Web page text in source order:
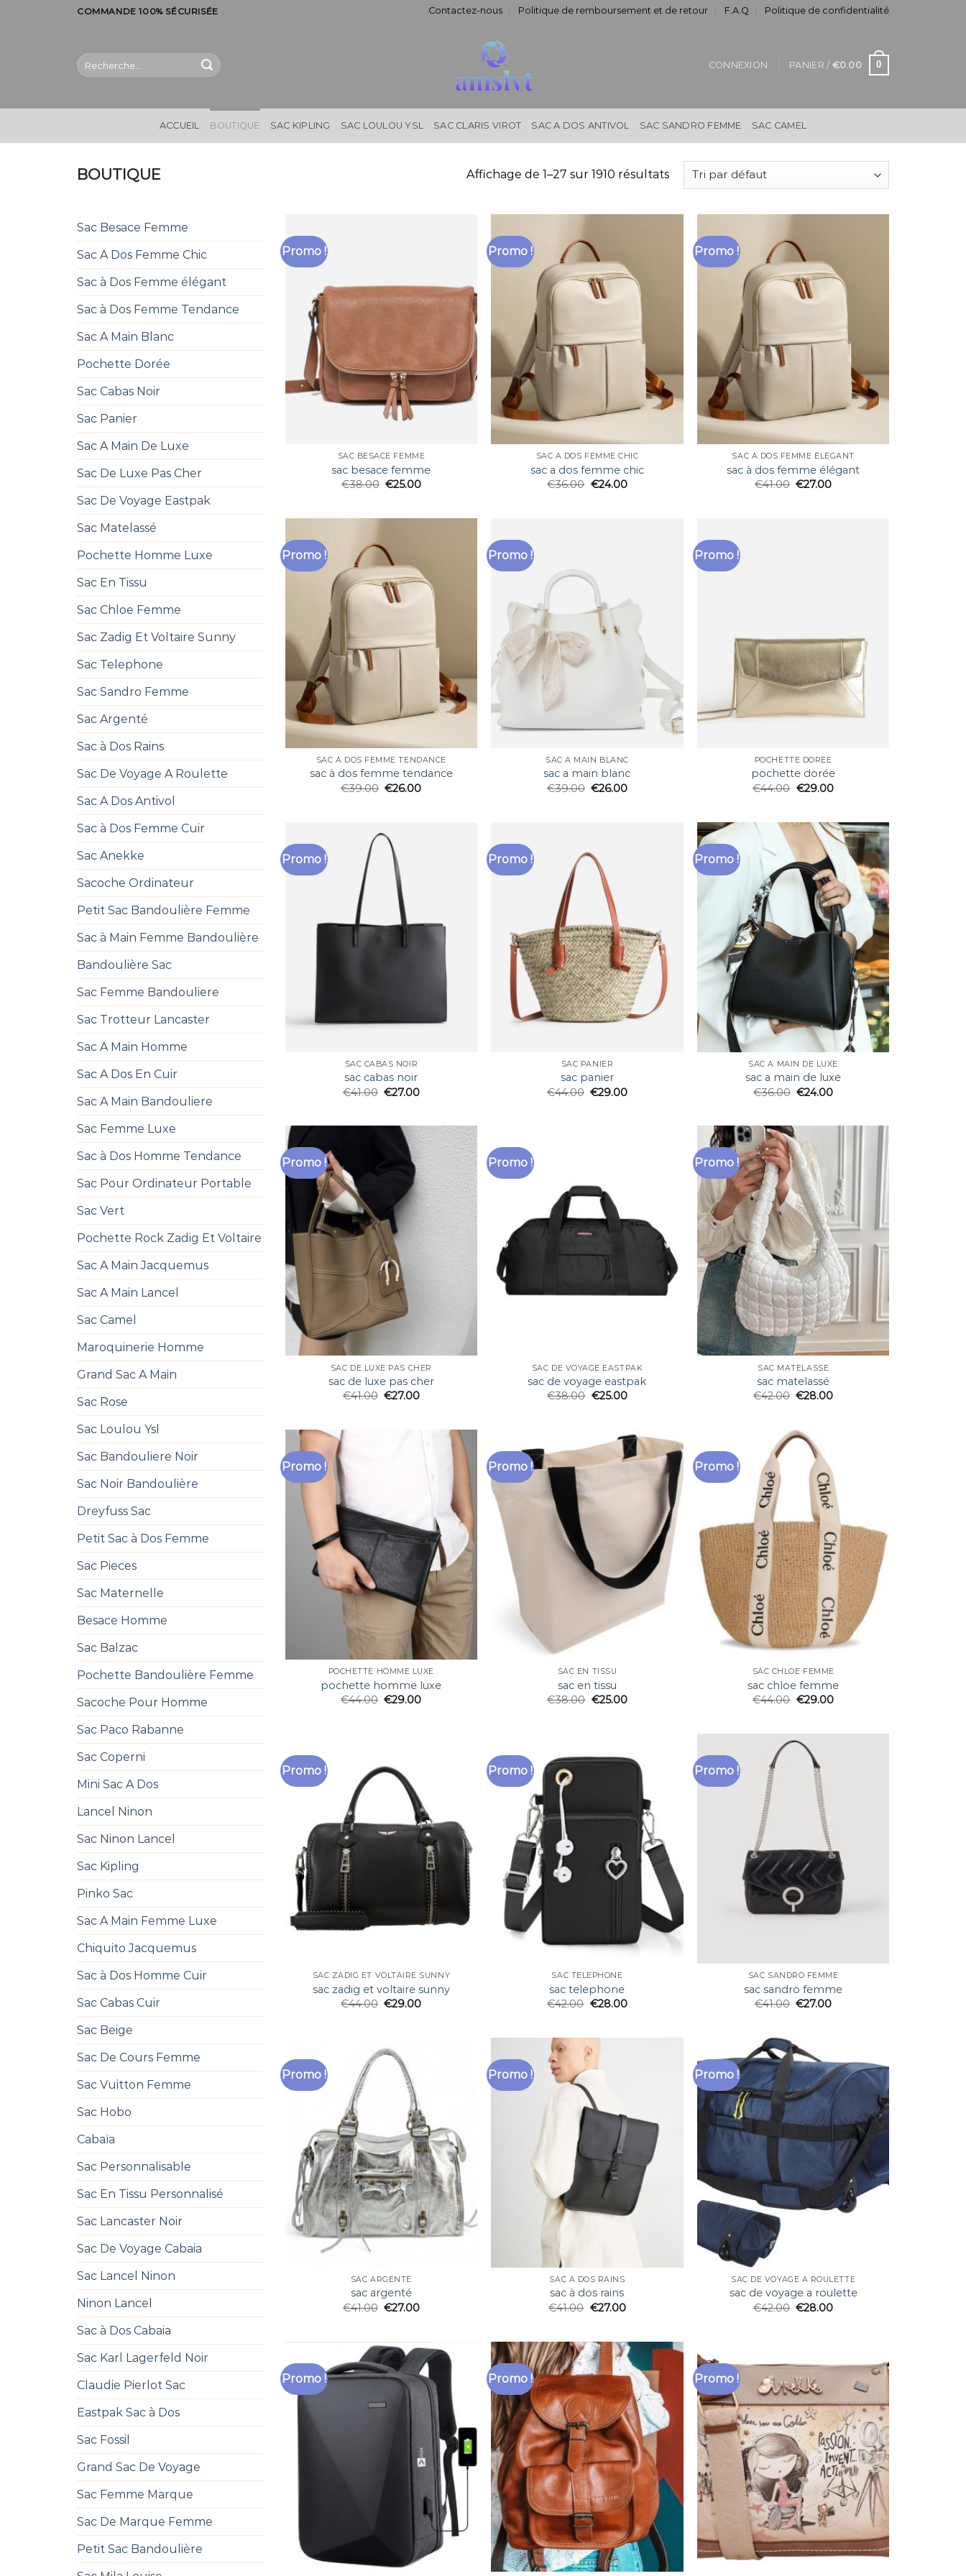
COMMANDE 100% SÉCURISÉE Contactez-nous Politique de remboursement et de retour F.A.Q Politique de confidentialité
Recherche
pour :
CONNEXION PANIER / €0.00 0
ACCUEIL BOUTIQUE SAC KIPLING SAC LOULOU YSL SAC CLARIS VIROT SAC A DOS ANTIVOL SAC SANDRO FEMME SAC CAMEL
BOUTIQUE Affichage de 1–27 sur 1910 résultats
Sac Besace Femme
Sac A Dos Femme Chic
Sac à Dos Femme élégant
Sac à Dos Femme Tendance
Sac A Main Blanc
Pochette Dorée
Sac Cabas Noir
Sac Panier
Sac A Main De Luxe
Sac De Luxe Pas Cher
Sac De Voyage Eastpak
Sac Matelassé
Pochette Homme Luxe
Sac En Tissu
Sac Chloe Femme
Sac Zadig Et Voltaire Sunny
Sac Telephone
Sac Sandro Femme
Sac Argenté
Sac à Dos Rains
Sac De Voyage A Roulette
Sac A Dos Antivol
Sac à Dos Femme Cuir
Sac Anekke
Sacoche Ordinateur
Petit Sac Bandoulière Femme
Sac à Main Femme Bandoulière
Bandoulière Sac
Sac Femme Bandouliere
Sac Trotteur Lancaster
Sac A Main Homme
Sac A Dos En Cuir
Sac A Main Bandouliere
Sac Femme Luxe
Sac à Dos Homme Tendance
Sac Pour Ordinateur Portable
Sac Vert
Pochette Rock Zadig Et Voltaire
Sac A Main Jacquemus
Sac A Main Lancel
Sac Camel
Maroquinerie Homme
Grand Sac A Main
Sac Rose
Sac Loulou Ysl
Sac Bandouliere Noir
Sac Noir Bandoulière
Dreyfuss Sac
Petit Sac à Dos Femme
Sac Pieces
Sac Maternelle
Besace Homme
Sac Balzac
Pochette Bandoulière Femme
Sacoche Pour Homme
Sac Paco Rabanne
Sac Coperni
Mini Sac A Dos
Lancel Ninon
Sac Ninon Lancel
Sac Kipling
Pinko Sac
Sac A Main Femme Luxe
Chiquito Jacquemus
Sac à Dos Homme Cuir
Sac Cabas Cuir
Sac Beige
Sac De Cours Femme
Sac Vuitton Femme
Sac Hobo
Cabaïa
Sac Personnalisable
Sac En Tissu Personnalisé
Sac Lancaster Noir
Sac De Voyage Cabaia
Sac Lancel Ninon
Ninon Lancel
Sac à Dos Cabaia
Sac Karl Lagerfeld Noir
Claudie Pierlot Sac
Eastpak Sac à Dos
Sac Fossil
Grand Sac De Voyage
Sac Femme Marque
Sac De Marque Femme
Petit Sac Bandoulière
Promo !
SAC BESACE FEMME
sac besace femme
€38.00 €25.00
Promo !
SAC A DOS FEMME CHIC
sac a dos femme chic
€36.00 €24.00
Promo !
SAC À DOS FEMME ÉLÉGANT
sac à dos femme élégant
€41.00 €27.00
Promo !
SAC À DOS FEMME TENDANCE
sac à dos femme tendance
€39.00 €26.00
Promo !
SAC A MAIN BLANC
sac a main blanc
€39.00 €26.00
Promo !
POCHETTE DORÉE
pochette dorée
€44.00 €29.00
Promo !
SAC CABAS NOIR
sac cabas noir
€41.00 €27.00
Promo !
SAC PANIER
sac panier
€44.00 €29.00
Promo !
SAC A MAIN DE LUXE
sac a main de luxe
€36.00 €24.00
Promo !
SAC DE LUXE PAS CHER
sac de luxe pas cher
€41.00 €27.00
Promo !
SAC DE VOYAGE EASTPAK
sac de voyage eastpak
€38.00 €25.00
Promo !
SAC MATELASSÉ
sac matelassé
€42.00 €28.00
Promo !
POCHETTE HOMME LUXE
pochette homme luxe
€44.00 €29.00
Promo !
SAC EN TISSU
sac en tissu
€38.00 €25.00
Promo !
SAC CHLOE FEMME
sac chloe femme
€44.00 €29.00
Promo !
SAC ZADIG ET VOLTAIRE SUNNY
sac zadig et voltaire sunny
€44.00 €29.00
Promo !
SAC TELEPHONE
sac telephone
€42.00 €28.00
Promo !
SAC SANDRO FEMME
sac sandro femme
€41.00 €27.00
Promo !
SAC ARGENTÉ
sac argenté
€41.00 €27.00
Promo !
SAC À DOS RAINS
sac à dos rains
€41.00 €27.00
Promo !
SAC DE VOYAGE A ROULETTE
sac de voyage a roulette
€42.00 €28.00
Promo ! Promo ! Promo !